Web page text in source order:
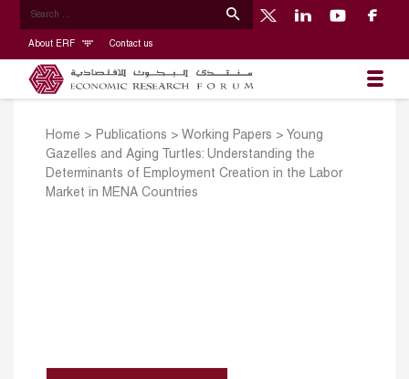
About ERF Contact us
Home > Publications > Working Papers > Young
Gazelles and Aging Turtles: Understanding the
Determinants of Employment Creation in the Labor
Market in MENA Countries